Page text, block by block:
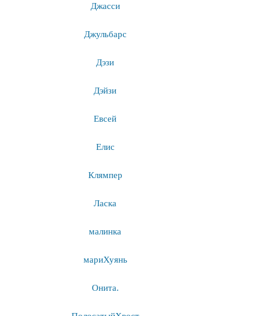
Джасси
Джульбарс
Дэзи
Дэйзи
Евсей
Елис
Клямпер
Ласка
малинка
мариХуянь
Онита.